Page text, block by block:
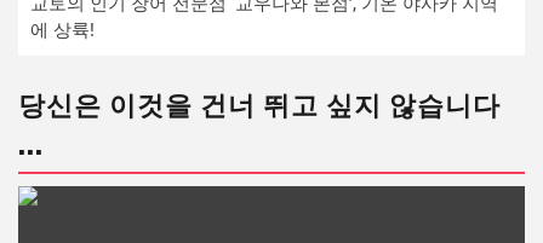
에 상륙!
당신은 이것을 건너 뛰고 싶지 않습니다
...